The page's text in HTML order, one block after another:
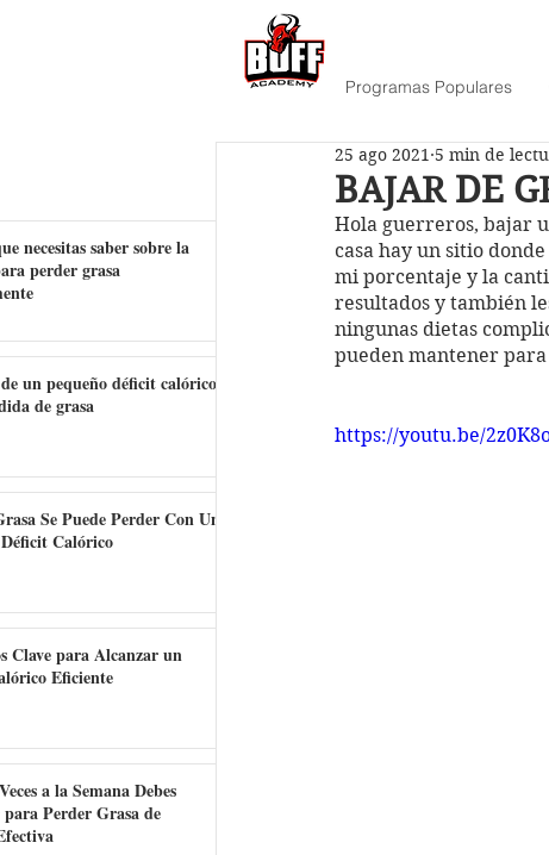
Programas Populares
necesitas saber sobre la
perder grasa
un pequeño déficit calórico
de grasa
Se Puede Perder Con Un
Calórico
Clave para Alcanzar un
Eficiente
a la Semana Debes
Perder Grasa de
BAJAR DE
25 ago 2021 5 min de
Hola guerreros, bajar
casa hay un sitio
mi porcentaje y la
resultados y también
ningunas dietas
pueden mantener
https://youtu.be/